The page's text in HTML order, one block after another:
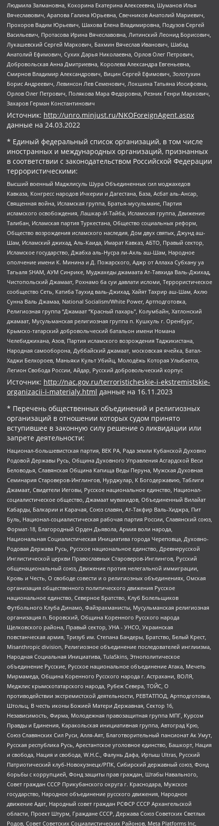
Людмила Залмановна, Кокорина Екатерина Алексеевна, Шуманов Илья
Вячеславович, Арапова Галина Юрьевна, Свечников Анатолий Мариевич,
Прохоров Вадим Юрьевич, Шахова Елена Владимировна, Подузов Сергей
Васильевич, Протасова Ирина Вячеславовна, Литинский Леонид Борисович,
Лукашевский Сергей Маркович, Бахмин Вячеслав Иванович, Шабад
Анатолий Ефимович, Сухих Дарья Николаевна, Орлов Олег Петрович,
Добровольская Анна Дмитриевна, Королева Александра Евгеньевна,
Смирнов Владимир Александрович, Вицин Сергей Ефимович, Золотухин
Борис Андреевич, Левинсон Лев Семенович, Локшина Татьяна Иосифовна,
Орлов Олег Петрович, Полякова Мара Федоровна, Резник Генри Маркович,
Захаров Герман Константинович
Источник: http://unro.minjust.ru/NKOForeignAgent.aspx
данные на 24.03.2022
* Единый федеральный список организаций, в том числе
иностранных и международных организаций, признанных
в соответствии с законодательством Российской Федерации
террористическими:
Высший военный Маджлисуль Шура Объединенных сил моджахедов
Кавказа, Конгресс народов Ичкерии и Дагестана, База, Асбат аль-Ансар,
Священная война, Исламская группа, Братья-мусульмане, Партия
исламского освобождения, Лашкар-И-Тайба, Исламская группа, Движение
Талибан, Исламская партия Туркестана, Общество социальных реформ,
Общество возрождения исламского наследия, Дом двух святых, Джунд аш-
Шам, Исламский джихад, Аль-Каида, Имарат Кавказ, АБТО, Правый сектор,
Исламское государство, Джабха аль-Нусра ли-Ахль аш-Шам, Народное
ополчение имени К. Минина и Д. Пожарского, Аджр от Аллаха Субхану уа
Тагьаля SHAM, АУМ Синрике, Муджахеды джамаата Ат-Тавхида Валь-Джихад,
Чистопольский Джамаат, Рохнамо ба суи давлати исломи, Террористическое
сообщество Сеть, Катиба Таухид валь-Джихад, Хайят Тахрир аш-Шам, Ахлю
Сунна Валь Джамаа, National Socialism/White Power, Артподготовка,
Религиозная группа “Джамаат “Красный пахарь”, Колумбайн, Хатлонский
джамаат, Мусульманская религиозная группа п. Кушкуль г. Оренбург,
Крымско-татарский добровольческий батальон имени Номана
Челебиджихана, Азов, Партия исламского возрождения Таджикистана,
Народная самооборона, Дуббайский джамаат, московская ячейка, Батал-
Хаджи Белхороев, Маньяки Культ Убийц, Молодёжь Которая Улыбается,
Легион Свобода России, Айдар, Русский добровольческий корпус
Источник: http://nac.gov.ru/terroristicheskie-i-ekstremistskie-
organizacii-i-materialy.html данные на 16.11.2023
* Перечень общественных объединений и религиозных
организаций в отношении которых судом принято
вступившее в законную силу решение о ликвидации или
запрете деятельности:
Национал-большевистская партия, ВЕК РА, Рада земли Кубанской Духовно
Родовой Державы Русь, Община Духовного Управления Асгардской Веси
Беловодья, Славянская Община Капища Веды Перуна, Мужская Духовная
Семинария Староверов-Инглингов, Нурджулар, К Богодержавию, Таблиги
Джамаат, Свидетели Иеговы, Русское национальное единство, Национал-
социалистическое общество, Джамаат мувахидов, Объединенный Вилайат
Кабарды, Балкарии и Карачая, Союз славян, Ат-Такфир Валь-Хиджра, Пит
Буль, Национал-социалистическая рабочая партия России, Славянский союз,
Формат-18, Благородный Орден Дьявола, Армия воли народа,
Национальная Социалистическая Инициатива города Череповца, Духовно-
Родовая Держава Русь, Русское национальное единство, Древнерусской
Инглистической церкви Православных Староверов-Инглингов, Русский
общенациональный союз, Движение против нелегальной иммиграции,
Кровь и Честь, О свободе совести и о религиозных объединениях, Омская
организация общественного политического движения Русское
национальное единство, Северное Братство, Клуб Болельщиков
Футбольного Клуба Динамо, Файзрахманисты, Мусульманская религиозная
организация п. Боровский, Община Коренного Русского народа
Щелковского района, Правый сектор, УНА - УНСО, Украинская
повстанческая армия, Тризуб им. Степана Бандеры, Братство, Белый Крест,
Misanthropic division, Религиозное объединение последователей инглиизма,
Народная Социальная Инициатива, TulaSkins, Этнополитическое
объединение Русские, Русское национальное объединение Атака, Мечеть
Мирмамеда, Община Коренного Русского народа г. Астрахани, ВОЛЯ,
Меджлис крымскотатарского народа, Рубеж Севера, ТОЙС, О
противодействии экстремистской деятельности, РЕВТАТПОД, Артподготовка,
Штольц, В честь иконы Божией Матери Державная, Сектор 16,
Независимость, Фирма, Молодежная правозащитная группа МПГ, Курсом
Правды и Единения, Каракольская инициативная группа, Автоград Крю,
Союз Славянских Сил Руси, Алля-Аят, Благотворительный пансионат Ак Умут,
Русская республика Русь, Арестантское уголовное единство, Башкорт, Нация
и свобода, Нация и свобода, W.H.С., Фалунь Дафа, Иртыш Ultras, Русский
Патриотический клуб-Новокузнецк/РПК, Сибирский державный союз, Фонд
борьбы с коррупцией, Фонд защиты прав граждан, Штабы Навального,
Совет граждан СССР Прикубанского округа г. Краснодара, Мужское
государство, Народное объединение русского движения, Народное
движение Адат, Народный совет граждан РСФСР СССР Архангельской
области, Проект Штурм, Граждане СССР, Держава Союз Советских Светлых
Родов, Совет Советских Социалистических Районов, Meta Platforms Inc,